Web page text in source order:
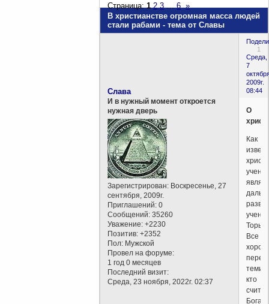
В христианстве огромная масса людей
стали рабами - тема от Славы
Страница:1 2 3 … 6 »
1
Среда,
7
2009г.
08:44
Слава
И в нужный момент откроется
нужная дверь
Зарегистрирован: Воскресенье, 27
сентября, 2009г.
Приглашений: 0
Сообщений: 35260
Уважение: +2230
Позитив: +2352
Пол: Мужской
Провел на форуме:
1 год 0 месяцев
Последний визит:
Среда, 23 ноября, 2022г. 02:37
О
Как
Торы.
Все
перед
теми,
кто
считал
Бога